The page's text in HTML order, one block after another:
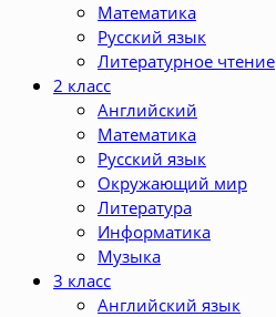
Математика
Русский язык
Литературное чтение
2 класс
Английский
Математика
Русский язык
Окружающий мир
Литература
Информатика
Музыка
3 класс
Английский язык